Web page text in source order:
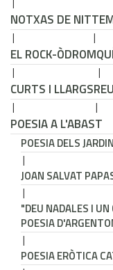
NOTXAS DE NIT
EL ROCK-ÒDROM
CURTS I LLARGS
POESIA A L'ABAST
POESIA DELS
JOAN SALVAT
"DEU NADALES I
POESIA
POESIA ERÒTICA